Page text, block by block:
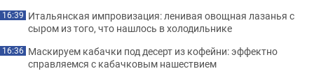
16:39 Итальянская импровизация: ленивая овощная лазанья с
сыром из того, что нашлось в холодильнике
16:36 Маскируем кабачки под десерт из кофейни: эффектно
справляемся с кабачковым нашествием